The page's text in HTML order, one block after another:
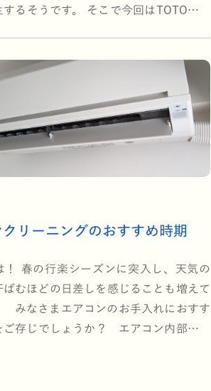
するそうです。 そこで今回はTOTOの技
リーニングのおすすめ時期
！ 春の行楽シーズンに突入し、天気の
ばむほどの日差しを感じることも増えて
みなさまエアコンのお手入れにおすす
ご存じでしょうか？ エアコン内部のク